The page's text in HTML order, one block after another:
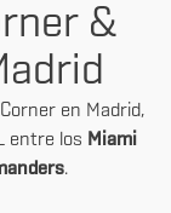
&
en Madrid,
entre los Miami
.